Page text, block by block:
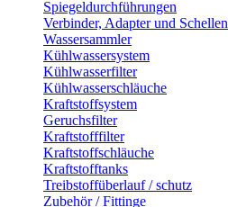
Spiegeldurchführungen
Verbinder, Adapter und Schellen
Wassersammler
Kühlwassersystem
Kühlwasserfilter
Kühlwasserschläuche
Kraftstoffsystem
Geruchsfilter
Kraftstofffilter
Kraftstoffschläuche
Kraftstofftanks
Treibstoffüberlauf / schutz
Zubehör / Fittinge